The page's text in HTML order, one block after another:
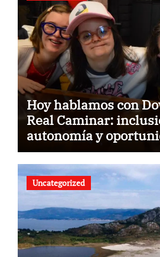
Hoy hablamos con
Real Caminar:
autonomía y
construir un futuro
Uncategorized